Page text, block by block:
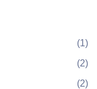
(1)
(2)
(2)